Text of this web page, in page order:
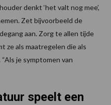
denkt ‘het valt nog mee’,
Zet bijvoorbeeld de
aan. Zorg te allen tijde
ze als maatregelen die als
je symptomen van
speelt een